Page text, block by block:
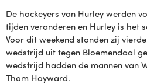
De hockeyers van Hurley werden
tijden veranderen en Hurley is het
Voor dit weekend stonden zij
wedstrijd uit tegen Bloemendaal
wedstrijd hadden de mannen van
Thom Hayward.